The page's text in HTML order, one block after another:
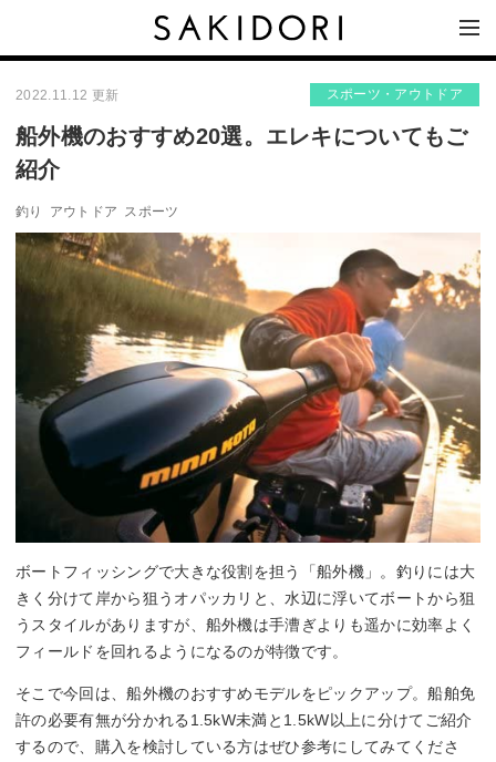
2022.11.12 更新 スポーツ・アウトドア
船外機のおすすめ20選。エレキについてもご
紹介
釣り アウトドア スポーツ
ボートフィッシングで大きな役割を担う「船外機」。釣りには大
きく分けて岸から狙うオパッカリと、水辺に浮いてボートから狙
うスタイルがありますが、船外機は手漕ぎよりも遥かに効率よく
フィールドを回れるようになるのが特徴です。
そこで今回は、船外機のおすすめモデルをピックアップ。船舶免
許の必要有無が分かれる1.5kW未満と1.5kW以上に分けてご紹介
するので、購入を検討している方はぜひ参考にしてみてくださ